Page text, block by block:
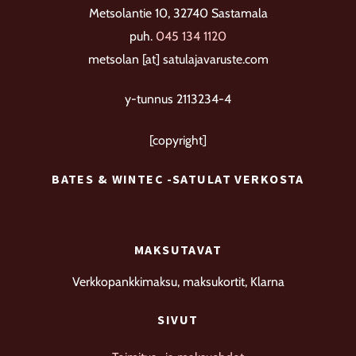
valinnat
tuotteen
sivulla.
Metsolantie 10, 32740 Sastamala
puh. 045 134 1120
metsolan [at] satulajavaruste.com
y-tunnus 2113234-4
[copyright]
BATES & WINTEC -SATULAT VERKOSTA
MAKSUTAVAT
Verkkopankkimaksu, maksukortit, Klarna
SIVUT